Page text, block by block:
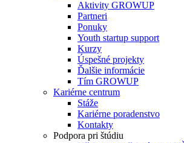
Aktivity GROWUP
Partneri
Ponuky
Youth startup support
Kurzy
Úspešné projekty
Ďalšie informácie
Tím GROWUP
Kariérne centrum
Stáže
Kariérne poradenstvo
Kontakty
Podpora pri štúdiu